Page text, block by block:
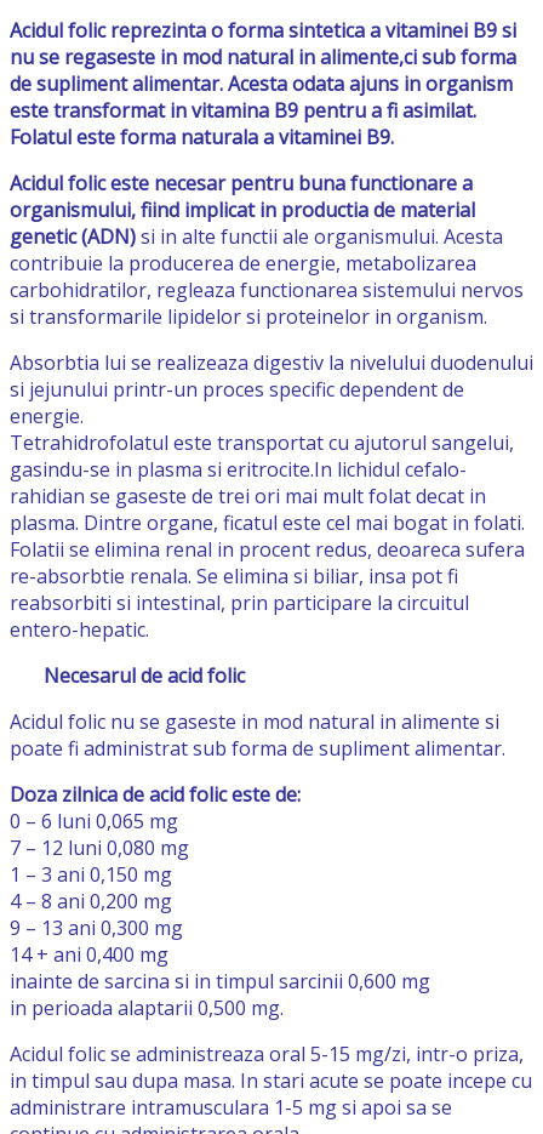
Acidul folic reprezinta o forma sintetica a vitaminei B9 si
nu se regaseste in mod natural in alimente,ci sub forma
de supliment alimentar. Acesta odata ajuns in organism
este transformat in vitamina B9 pentru a fi asimilat.
Folatul este forma naturala a vitaminei B9.
Acidul folic este necesar pentru buna functionare a
organismului, fiind implicat in productia de material
genetic (ADN)si in alte functii ale organismului. Acesta
contribuie la producerea de energie, metabolizarea
carbohidratilor, regleaza functionarea sistemului nervos
si transformarile lipidelor si proteinelor in organism.
Absorbtia lui se realizeaza digestiv la nivelului duodenului
si jejunului printr-un proces specific dependent de
energie.
Tetrahidrofolatul este transportat cu ajutorul sangelui,
gasindu-se in plasma si eritrocite.In lichidul cefalo-
rahidian se gaseste de trei ori mai mult folat decat in
plasma. Dintre organe, ficatul este cel mai bogat in folati.
Folatii se elimina renal in procent redus, deoareca sufera
re-absorbtie renala. Se elimina si biliar, insa pot fi
reabsorbiti si intestinal, prin participare la circuitul
entero-hepatic.
Necesarul de acid folic
Acidul folic nu se gaseste in mod natural in alimente si
poate fi administrat sub forma de supliment alimentar.
Doza zilnica de acid folic este de:
0 – 6 luni 0,065 mg
7 – 12 luni 0,080 mg
1 – 3 ani 0,150 mg
4 – 8 ani 0,200 mg
9 – 13 ani 0,300 mg
14 + ani 0,400 mg
inainte de sarcina si in timpul sarcinii 0,600 mg
in perioada alaptarii 0,500 mg.
Acidul folic se administreaza oral 5-15 mg/zi, intr-o priza,
in timpul sau dupa masa. In stari acute se poate incepe cu
administrare intramusculara 1-5 mg si apoi sa se